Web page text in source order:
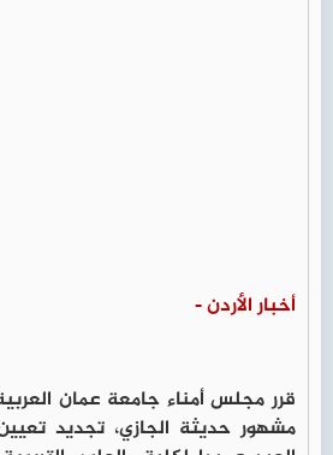
أخبار الأردن -
قرر مجلس أمناء جامعة عمان
مشهور حديثة الجازي، تجديد